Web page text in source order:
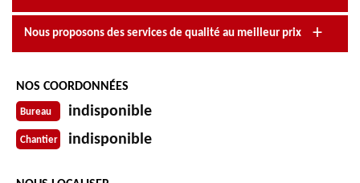
Nous proposons des services de qualité au meilleur prix
NOS COORDONNÉES
Bureau indisponible
Chantier indisponible